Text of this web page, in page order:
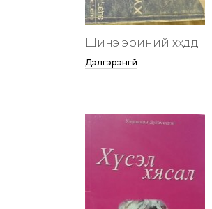
Шинэ эриний хүүхдүүд
Дэлгэрэнгүй